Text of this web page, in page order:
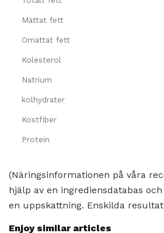
Mättat fett
Omättat fett
Kolesterol
Natrium
kolhydrater
Kostfiber
Protein
(Näringsinformationen på våra
hjälp av en ingrediensdatabas
en uppskattning. Enskilda
Enjoy similar articles